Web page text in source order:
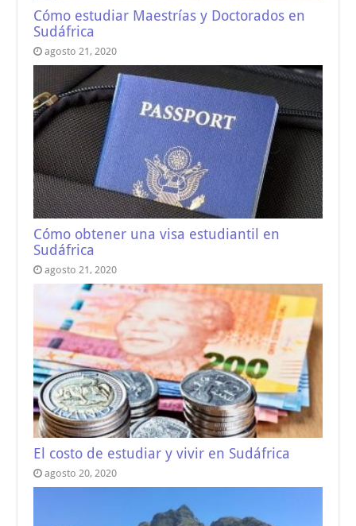
Cómo estudiar Maestrías y Doctorados en
Sudáfrica
agosto 21, 2020
Cómo obtener una visa estudiantil en
Sudáfrica
agosto 21, 2020
El costo de estudiar y vivir en Sudáfrica
agosto 20, 2020